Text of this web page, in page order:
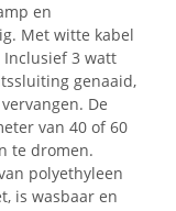
en
Met witte kabel
Inclusief 3 watt
genaaid,
De
van 40 of 60
te dromen.
polyethyleen
is wasbaar en